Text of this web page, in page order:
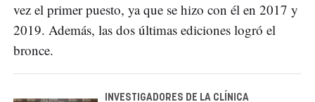
vez el primer puesto, ya que se hizo con él en 2017 y
2019. Además, las dos últimas ediciones logró el
bronce.
INVESTIGADORES DE LA CLÍNICA